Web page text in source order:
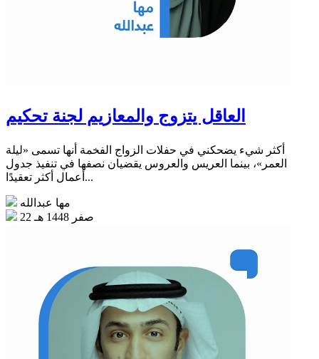
العاقل يتزوج والمعازيم لجنة تحكيم
أكثر شيء يضحكني في حفلات الزواج الفخمة أنها تسمى «ليلة
العمر»، بينما العريس والعروس يقضيان نصفها في تنفيذ جدول
أعمال أكثر تعقيدًا...
مها عبدالله
22 صفر 1448 هـ